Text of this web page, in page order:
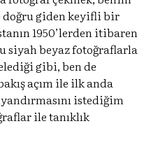
giden keyifli bir
1950’lerden itibaren
siyah beyaz fotoğraflarla
gibi, ben de
açım ile ilk anda
istediğim
ile tanıklık